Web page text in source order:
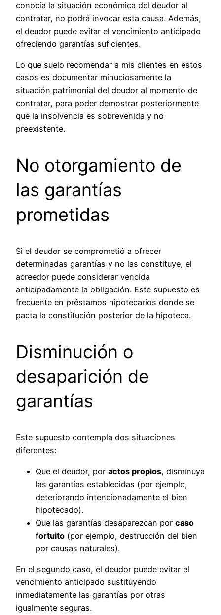
conocía la situación económica del deudor al
contratar, no podrá invocar esta causa. Además,
el deudor puede evitar el vencimiento anticipado
ofreciendo garantías suficientes.
Lo que suelo recomendar a mis clientes en estos
casos es documentar minuciosamente la
situación patrimonial del deudor al momento de
contratar, para poder demostrar posteriormente
que la insolvencia es sobrevenida y no
preexistente.
No otorgamiento de
las garantías
prometidas
Si el deudor se comprometió a ofrecer
determinadas garantías y no las constituye, el
acreedor puede considerar vencida
anticipadamente la obligación. Este supuesto es
frecuente en préstamos hipotecarios donde se
pacta la constitución posterior de la hipoteca.
Disminución o
desaparición de
garantías
Este supuesto contempla dos situaciones
diferentes:
Que el deudor, por actos propios, disminuya
las garantías establecidas (por ejemplo,
deteriorando intencionadamente el bien
hipotecado).
Que las garantías desaparezcan por caso
fortuito (por ejemplo, destrucción del bien
por causas naturales).
En el segundo caso, el deudor puede evitar el
vencimiento anticipado sustituyendo
inmediatamente las garantías por otras
igualmente seguras.